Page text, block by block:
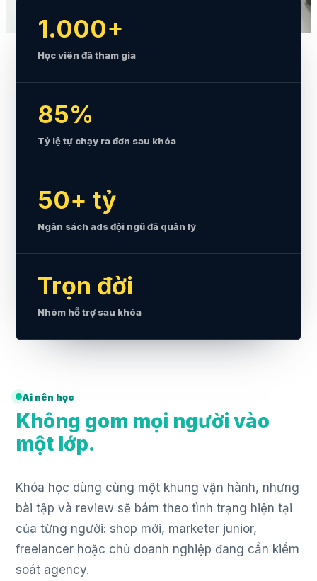
1.000+
Học viên đã tham gia
85%
Tỷ lệ tự chạy ra đơn sau khóa
50+ tỷ
Ngân sách ads đội ngũ đã quản lý
Trọn đời
Nhóm hỗ trợ sau khóa
Ai nên học
Không gom mọi người vào
một lớp.
Khóa học dùng cùng một khung vận hành, nhưng
bài tập và review sẽ bám theo tình trạng hiện tại
của từng người: shop mới, marketer junior,
freelancer hoặc chủ doanh nghiệp đang cần kiểm
soát agency.